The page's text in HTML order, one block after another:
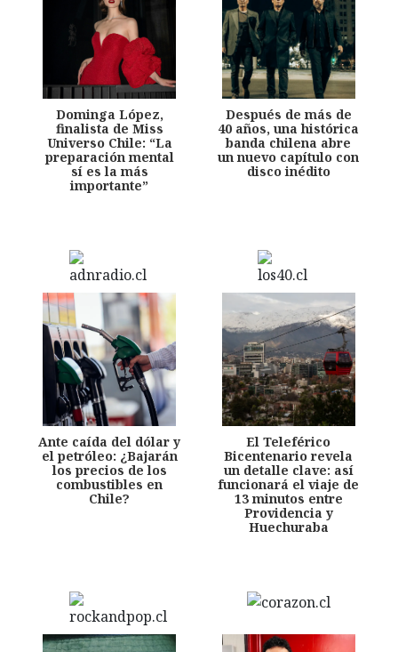
Dominga López,
finalista de Miss
Universo Chile: “La
preparación mental
sí es la más
importante”
Después de más de
40 años, una histórica
banda chilena abre
un nuevo capítulo con
disco inédito
Ante caída del dólar y
el petróleo: ¿Bajarán
los precios de los
combustibles en
Chile?
El Teleférico
Bicentenario revela
un detalle clave: así
funcionará el viaje de
13 minutos entre
Providencia y
Huechuraba